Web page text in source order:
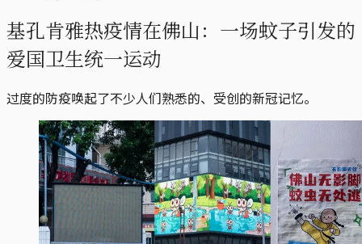
基孔肯雅热疫情在佛山：一场蚊子引发的
爱国卫生统一运动
过度的防疫唤起了不少人们熟悉的、受创的新冠记忆。